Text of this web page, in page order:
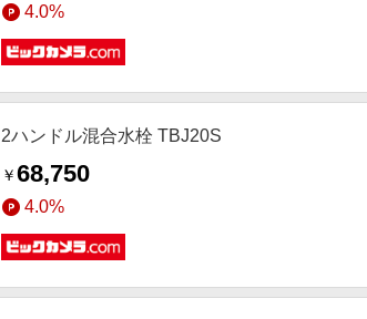
4.0%
2ハンドル混合水栓 TBJ20S
￥68,750
4.0%